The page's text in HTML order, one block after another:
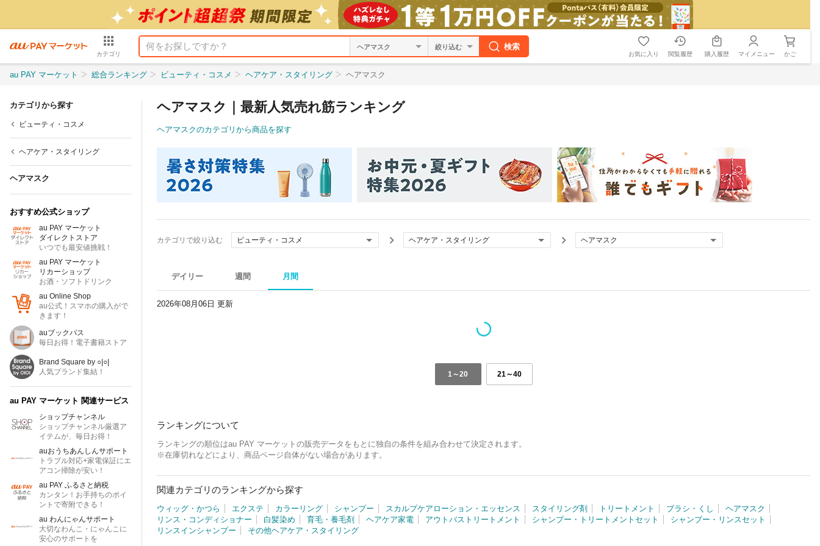
カテゴリ
絞り込む 検索
お気に入り 閲覧履歴 購入履歴 マイメニュー かご
au PAY マーケット 総合ランキング ビューティ・コスメ ヘアケア・スタイリング ヘアマスク
カテゴリから探す
ビューティ・コスメ
ヘアケア・スタイリング
ヘアマスク
おすすめ公式ショップ
au PAY マーケット
ダイレクトストア
いつでも最安値挑戦！
au PAY マーケット
リカーショップ
お酒・ソフトドリンク
au Online Shop
au公式！スマホの購入がで
きます！
auブックパス
毎日お得！電子書籍ストア
Brand Square by ○|○|
人気ブランド集結！
au PAY マーケット 関連サービス
ショップチャンネル
ショップチャンネル厳選ア
イテムが、毎日お得！
auおうちあんしんサポート
トラブル対応+家電保証にエ
アコン掃除が安い！
au PAY ふるさと納税
カンタン！お手持ちのポイ
ントで寄附できる！
au わんにゃんサポート
大切なわんこ・にゃんこに
安心のサポートを
ヘアマスク｜最新人気売れ筋ランキング
ヘアマスクのカテゴリから商品を探す
カテゴリで絞り込む ビューティ・コスメ ヘアケア・スタイリング ヘアマスク
デイリー 週間 月間
2026年08月06日 更新
1～20 21～40
ランキングについて
ランキングの順位はau PAY マーケットの販売データをもとに独自の条件を組み合わせて決定されます。
※在庫切れなどにより、商品ページ自体がない場合があります。
関連カテゴリのランキングから探す
ウィッグ・かつら エクステ カラーリング シャンプー スカルプケアローション・エッセンス スタイリング剤 トリートメント ブラシ・くし
ヘアマスク
リンス・コンディショナー
白髪染め 育毛・養毛剤 ヘアケア家電 アウトバストリートメント シャンプー・トリートメントセット
シャンプー・リンスセット
リンスインシャンプー
その他ヘアケア・スタイリング